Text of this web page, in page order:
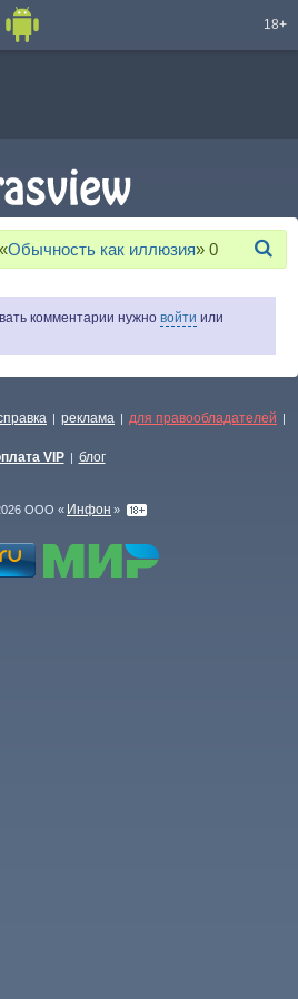
18+
Обычность как иллюзия» 0
комментарии нужно войти или
| реклама | для правообладателей |
VIP | блог
ООО « Инфон »